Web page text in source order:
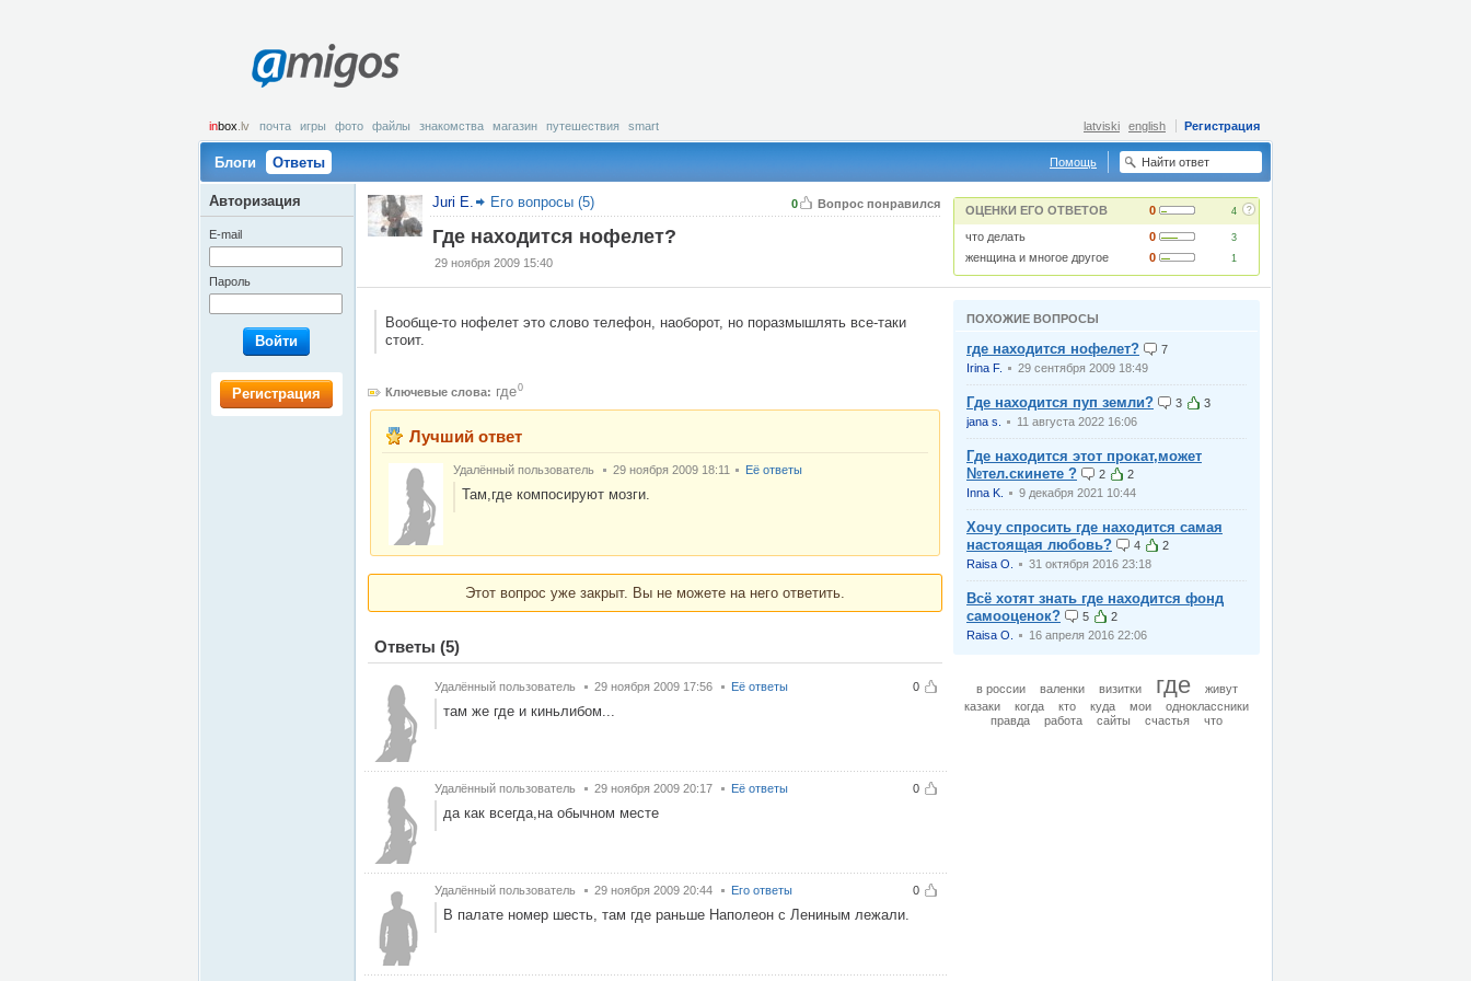
amigos
inbox .lv почта игры фото файлы знакомства магазин путешествия smart Регистрация
latviski english
Блоги Ответы Помощь
0 Вопрос понравился
Juri E. Его вопросы (5)
Где находится нофелет?
29 ноября 2009 15:40
ОЦЕНКИ ЕГО ОТВЕТОВ 0 4 ?
что делать 0 3
женщина и многое другое 0 1
Вообще-то нофелет это слово телефон, наоборот, но поразмышлять все-таки
стоит.
Ключевые слова: где0
Лучший ответ
Удалённый пользователь 29 ноября 2009 18:11 Её ответы
Там,где компосируют мозги.
Этот вопрос уже закрыт. Вы не можете на него ответить.
Ответы (5)
0
Удалённый пользователь 29 ноября 2009 17:56 Её ответы
там же где и киньлибом...
0
Удалённый пользователь 29 ноября 2009 20:17 Её ответы
да как всегда,на обычном месте
0
Удалённый пользователь 29 ноября 2009 20:44 Его ответы
В палате номер шесть, там где раньше Наполеон с Лениным лежали.
ПОХОЖИЕ ВОПРОСЫ
где находится нофелет?
7
Irina F.
29 сентября 2009 18:49
Где находится пуп земли? 3
3
jana s.
11 августа 2022 16:06
Где находится этот прокат,может
№тел.скинете ?
2
2
Inna K.
9 декабря 2021 10:44
Хочу спросить где находится самая
настоящая любовь?
4
2
Raisa O.
31 октября 2016 23:18
Всё хотят знать где находится фонд
самооценок?
5
2
Raisa O.
16 апреля 2016 22:06
в россии валенки визитки где
живут
казаки
когда кто куда мои
одноклассники
правда
работа сайты счастья что
Авторизация
E-mail
Пароль
Войти
Регистрация